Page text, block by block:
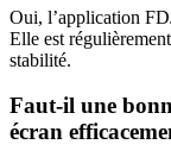
Oui, l’application
Elle est
stabilité.
Faut-il une
écran